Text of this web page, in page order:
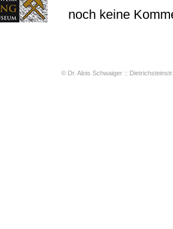
noch keine
© Dr. Alois Schwaiger ::